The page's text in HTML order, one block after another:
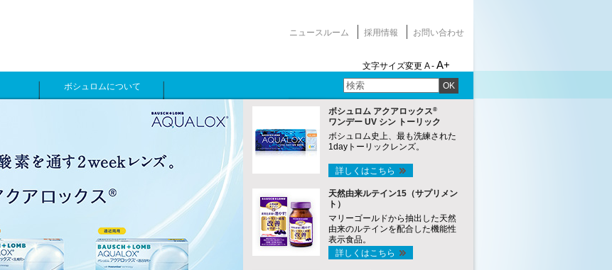
ニュースルーム 採用情報 お問い合わせ
文字サイズ変更 A - A+
OK
ボシュロムについて
ボシュロム アクアロックス®
ワンデー UV シン トーリック
ボシュロム史上、最も洗練された
1dayトーリックレンズ。
詳しくはこちら
天然由来ルテイン15（サプリメン
ト）
マリーゴールドから抽出した天然
由来のルテインを配合した機能性
表示食品。
詳しくはこちら